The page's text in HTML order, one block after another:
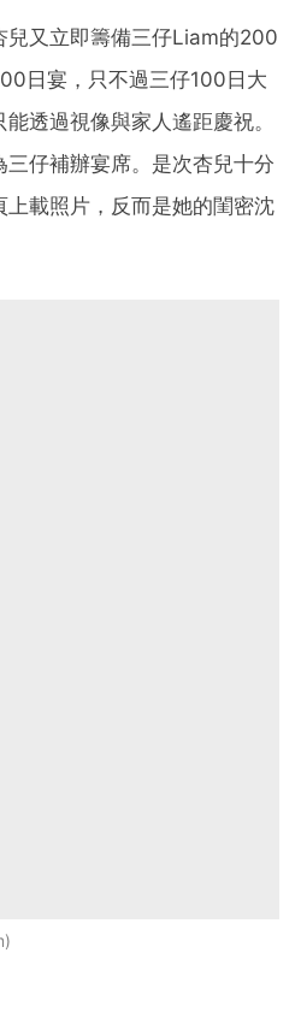
兒又立即籌備三仔Liam的200
日宴，只不過三仔100日大
透過視像與家人遙距慶祝。
仔補辦宴席。是次杏兒十分
載照片，反而是她的閨密沈